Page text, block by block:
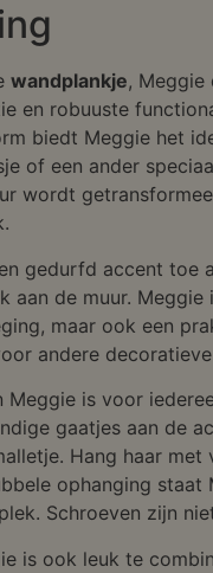
wandplankje, Meggie
en robuuste
biedt Meggie het
of een ander
wordt
gedurfd accent toe
aan de muur. Meggie
maar ook een
andere
Meggie is voor
gaatjes aan de
Hang haar met
ophanging staat
Schroeven zijn
is ook leuk te